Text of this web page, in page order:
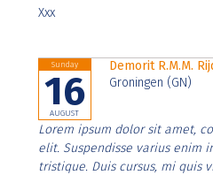
Xxx
Sunday
16
AUGUST
Demorit R.M.M.
Groningen (GN)
Lorem ipsum dolor sit amet,
elit. Suspendisse varius enim
tristique. Duis cursus, mi quis